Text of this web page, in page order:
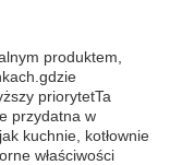
produktem,
priorytetTa
przydatna w
kuchnie, kotłownie
właściwości